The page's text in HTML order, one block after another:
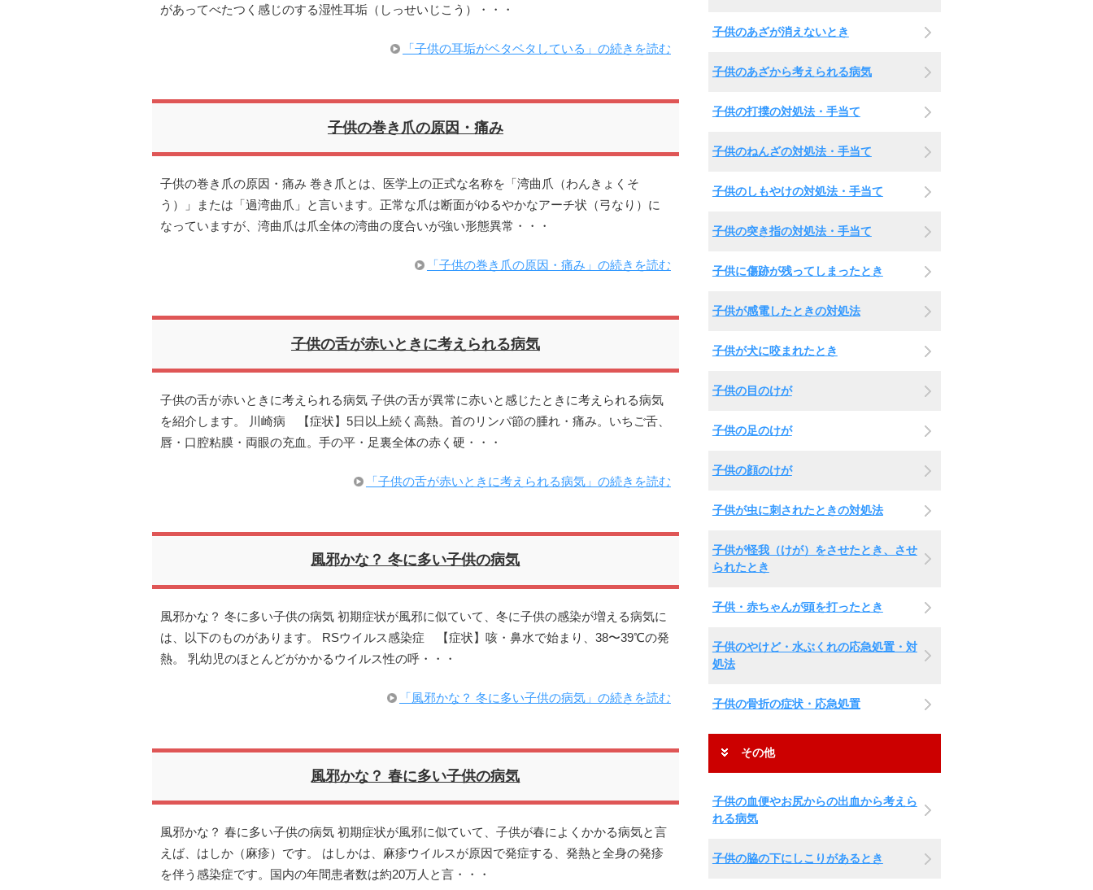
があってべたつく感じのする湿性耳垢（しっせいじこう）・・・
「子供の耳垢がベタベタしている」の続きを読む
子供の巻き爪の原因・痛み
子供の巻き爪の原因・痛み 巻き爪とは、医学上の正式な名称を「湾曲爪（わんきょくそ
う）」または「過湾曲爪」と言います。正常な爪は断面がゆるやかなアーチ状（弓なり）に
なっていますが、湾曲爪は爪全体の湾曲の度合いが強い形態異常・・・
「子供の巻き爪の原因・痛み」の続きを読む
子供の舌が赤いときに考えられる病気
子供の舌が赤いときに考えられる病気 子供の舌が異常に赤いと感じたときに考えられる病気
を紹介します。 川崎病 【症状】5日以上続く高熱。首のリンパ節の腫れ・痛み。いちご舌、
唇・口腔粘膜・両眼の充血。手の平・足裏全体の赤く硬・・・
「子供の舌が赤いときに考えられる病気」の続きを読む
風邪かな？ 冬に多い子供の病気
風邪かな？ 冬に多い子供の病気 初期症状が風邪に似ていて、冬に子供の感染が増える病気に
は、以下のものがあります。 RSウイルス感染症 【症状】咳・鼻水で始まり、38〜39℃の発
熱。 乳幼児のほとんどがかかるウイルス性の呼・・・
「風邪かな？ 冬に多い子供の病気」の続きを読む
風邪かな？ 春に多い子供の病気
風邪かな？ 春に多い子供の病気 初期症状が風邪に似ていて、子供が春によくかかる病気と言
えば、はしか（麻疹）です。 はしかは、麻疹ウイルスが原因で発症する、発熱と全身の発疹
を伴う感染症です。国内の年間患者数は約20万人と言・・・
子供のあざが消えないとき
子供のあざから考えられる病気
子供の打撲の対処法・手当て
子供のねんざの対処法・手当て
子供のしもやけの対処法・手当て
子供の突き指の対処法・手当て
子供に傷跡が残ってしまったとき
子供が感電したときの対処法
子供が犬に咬まれたとき
子供の目のけが
子供の足のけが
子供の顔のけが
子供が虫に刺されたときの対処法
子供が怪我（けが）をさせたとき、させ
られたとき
子供・赤ちゃんが頭を打ったとき
子供のやけど・水ぶくれの応急処置・対
処法
子供の骨折の症状・応急処置
その他
子供の血便やお尻からの出血から考えら
れる病気
子供の脇の下にしこりがあるとき